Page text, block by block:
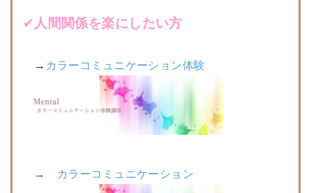
✔︎人間関係を楽にしたい方
→ カラーコミュニケーション体験
→ カラーコミュニケーション